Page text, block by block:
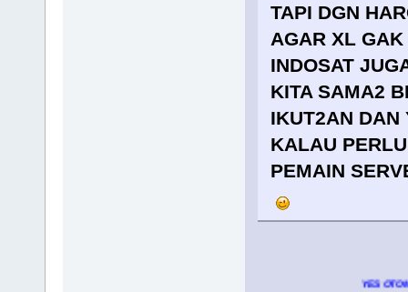
TAPI DGN
AGAR XL
INDOSAT
KITA SAMA2
IKUT2AN DAN
KALAU
PEMAIN